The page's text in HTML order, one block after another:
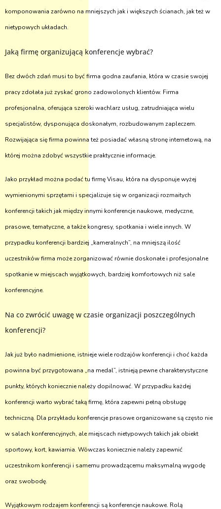
komponowania zarówno na mniejszych jak i większych ścianach, jak też w
nietypowych układach.
Jaką firmę organizującą konferencje wybrać?
Bez dwóch zdań musi to być firma godna zaufania, która w czasie swojej
pracy zdołała już zyskać grono zadowolonych klientów. Firma
profesjonalna, oferująca szeroki wachlarz usług, zatrudniająca wielu
specjalistów, dysponująca doskonałym, rozbudowanym zapleczem.
Rozwijająca się firma powinna też posiadać własną stronę internetową, na
której można zdobyć wszystkie praktycznie informacje.
Jako przykład można podać tu firmę Visau, która na dysponuje wyżej
wymienionymi sprzętami i specjalizuje się w organizacji rozmaitych
konferencji takich jak między innymi konferencje naukowe, medyczne,
prasowe, tematyczne, a także kongresy, spotkania i wiele innych. W
przypadku konferencji bardziej „kameralnych”, na mniejszą ilość
uczestników firma może zorganizować równie doskonałe i profesjonalne
spotkanie w miejscach wyjątkowych, bardziej komfortowych niż sale
konferencyjne.
Na co zwrócić uwagę w czasie organizacji poszczególnych
konferencji?
Jak już było nadmienione, istnieje wiele rodzajów konferencji i choć każda
powinna być przygotowana „na medal”, istnieją pewne charakterystyczne
punkty, których koniecznie należy dopilnować. W przypadku każdej
konferencji warto wybrać taką firmę, która zapewni pełną obsługę
techniczną. Dla przykładu konferencje prasowe organizowane są często nie
w salach konferencyjnych, ale miejscach nietypowych takich jak obiekt
sportowy, kort, kawiarnia. Wówczas koniecznie należy zapewnić
uczestnikom konferencji i samemu prowadzącemu maksymalną wygodę
oraz swobodę.
Wyjątkowym rodzajem konferencji są konferencje naukowe. Rolą